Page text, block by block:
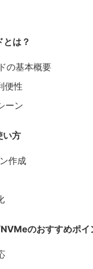
は？
の基本概要
便性
ーン
い方
作成
のおすすめポイ